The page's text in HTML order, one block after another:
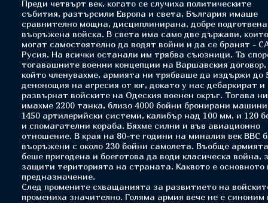
Преди четвърт век, когато се случиха политическите
събития, разтърсили Европа и света, България имаше
сравнително мощна, дисциплинирана, добре
въоръжена войска. В света има само две държави, които
могат самостоятелно да водят войни и да се бранят -
Русия. На всички останали им трябва съюзници. Та
тогавашните военни концепции на Варшавския договор,
който членувахме, армията ни трябваше да издържи до
денонощия на агресия от юг, докато у нас дебаркират и
развърнат войските на Одеския военен окръг. Тогава
имахме 2200 танка, близо 4000 бойни бронирани
1450 артилерийски системи, калибър над 100 мм, и 120
и спомагателни кораба. Бяхме силни и във авиационно
отношение. В края на 80-те години на миналия век ВВС
въоръжени с около 230 бойни самолета. Въобще
беше пригодена и боеготова да води класическа война,
защити територията на страната. Каквото е основното
предназначение.
След промените схващанията за развитието на
промениха значително. Голяма армия вече не е синоним